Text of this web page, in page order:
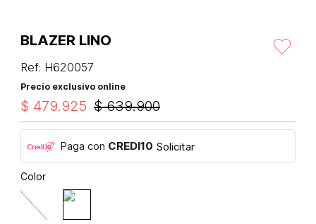
BLAZER LINO
Ref: H620057
Precio exclusivo online
$ 639.900
$ 479.925
Paga con CREDI10 Solicitar
Color